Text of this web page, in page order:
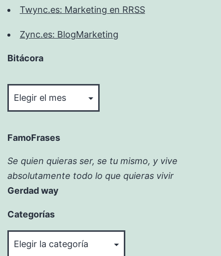
Twync.es: Marketing en RRSS
Zync.es: BlogMarketing
Bitácora
FamoFrases
Se quien quieras ser, se tu mismo, y vive
absolutamente todo lo que quieras vivir
Gerdad way
Categorías